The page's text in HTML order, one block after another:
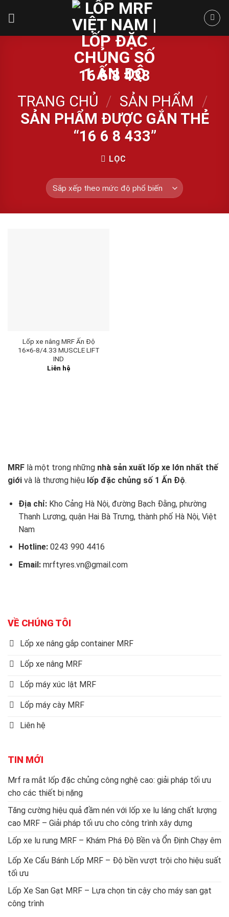
16 6 8 433
TRANG CHỦ / SẢN PHẨM /
SẢN PHẨM ĐƯỢC GẮN THẺ
“16 6 8 433”
LỌC
Lốp xe nâng MRF Ấn Độ
16×6-8/4.33 MUSCLE LIFT
IND
Liên hệ
MRF là một trong những nhà sản xuất lốp xe lớn nhất thế
giới và là thương hiệu lốp đặc chủng số 1 Ấn Độ.
Địa chỉ:Kho Cảng Hà Nội, đường Bạch Đằng, phường
Thanh Lương, quận Hai Bà Trưng, thành phố Hà Nội, Việt
Nam
Hotline: 0243 990 4416
Email: mrftyres.vn@gmail.com
VỀ CHÚNG TÔI
Lốp xe nâng gắp container MRF
Lốp xe nâng MRF
Lốp máy xúc lật MRF
Lốp máy cày MRF
Liên hệ
TIN MỚI
Mrf ra mắt lốp đặc chủng công nghệ cao: giải pháp tối ưu
cho các thiết bị nặng
Tăng cường hiệu quả đầm nén với lốp xe lu láng chất lượng
cao MRF – Giải pháp tối ưu cho công trình xây dựng
Lốp xe lu rung MRF – Khám Phá Độ Bền và Ổn Định Chạy êm
Lốp Xe Cẩu Bánh Lốp MRF – Độ bền vượt trội cho hiệu suất
tối ưu
Lốp Xe San Gạt MRF – Lựa chọn tin cậy cho máy san gạt
công trình